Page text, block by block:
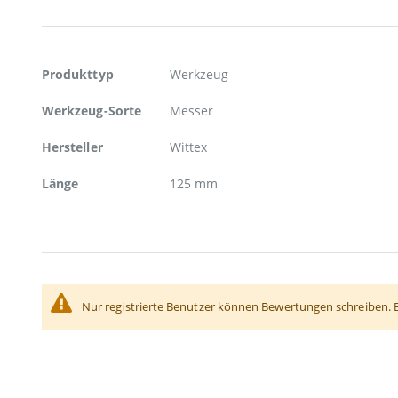
Weitere
Produkttyp Werkzeug
Werkzeug-Sorte Messer
Hersteller Wittex
Länge 125 mm
Nur registrierte Benutzer können Bewertungen schreiben.